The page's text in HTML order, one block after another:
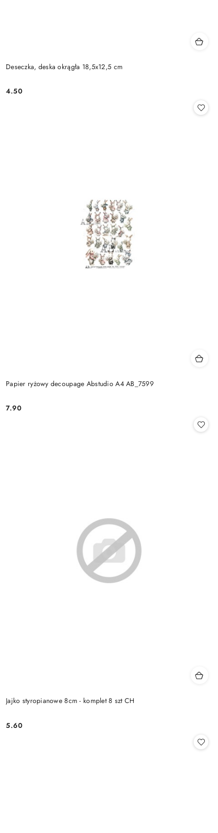
Deseczka, deska okrągła 18,5x12,5 cm
Cena:
4.50
Papier ryżowy decoupage Abstudio A4 AB_7599
Cena:
7.90
Jajko styropianowe 8cm - komplet 8 szt CH
Cena:
5.60